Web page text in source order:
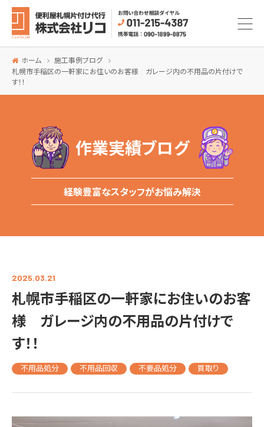
ホーム
施工事例ブログ
札幌市手稲区の一軒家にお住いのお客様 ガレージ内の不用品の片付けで
す！！
作業実績ブログ
経験豊富なスタッフがお悩み解決
2025.03.21
札幌市手稲区の一軒家にお住いのお客
様 ガレージ内の不用品の片付けで
す！！
不用品処分 不用品回収 不要品処分 買取り